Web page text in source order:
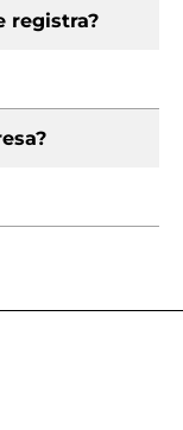
registra?